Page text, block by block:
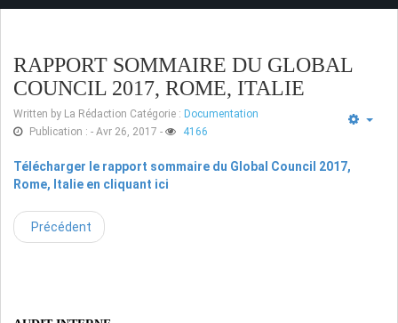
RAPPORT SOMMAIRE DU GLOBAL
COUNCIL 2017, ROME, ITALIE
Written by La Rédaction Catégorie : Documentation
Publication : - Avr 26, 2017 - 4166
Télécharger le rapport sommaire du Global Council 2017,
Rome, Italie en cliquant ici
Précédent